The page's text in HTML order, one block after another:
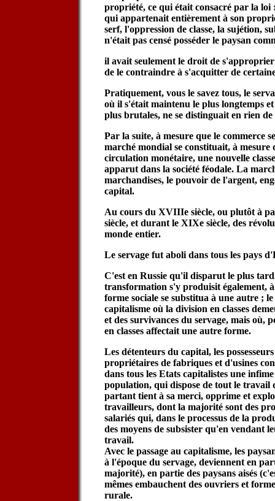
propriété, ce qui était consacré par la loi
qui appartenait entièrement à son
serf, l'oppression de classe, la sujétion,
n'était pas censé posséder le paysan
il avait seulement le droit de
de le contraindre à s'acquitter de
Pratiquement, vous le savez tous, le
où il s'était maintenu le plus longtemps
plus brutales, ne se distinguait en rien de
Par la suite, à mesure que le commerce
marché mondial se constituait, à mesure
circulation monétaire, une nouvelle
apparut dans la société féodale. La
marchandises, le pouvoir de l'argent,
capital.
Au cours du XVIIIe siècle, ou plutôt à
siècle, et durant le XIXe siècle, des
monde entier.
Le servage fut aboli dans tous les pays
C'est en Russie qu'il disparut le plus
transformation s'y produisit également,
forme sociale se substitua à une autre ;
capitalisme où la division en classes
et des survivances du servage, mais où,
en classes affectait une autre forme.
Les détenteurs du capital, les
propriétaires de fabriques et d'usines
dans tous les Etats capitalistes une
population, qui dispose de tout le travail
partant tient à sa merci, opprime et
travailleurs, dont la majorité sont des
salariés qui, dans le processus de la
des moyens de subsister qu'en vendant
travail.
Avec le passage au capitalisme, les
à l'époque du servage, deviennent en
majorité), en partie des paysans aisés
mêmes embauchent des ouvriers et
rurale.